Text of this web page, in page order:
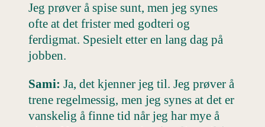
Jeg prøver å spise sunt, men jeg synes
ofte at det frister med godteri og
ferdigmat. Spesielt etter en lang dag på
jobben.
Sami: Ja, det kjenner jeg til. Jeg prøver å
trene regelmessig, men jeg synes at det er
vanskelig å finne tid når jeg har mye å